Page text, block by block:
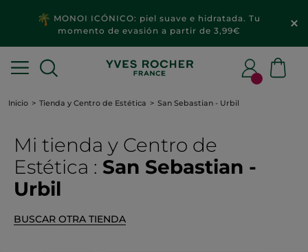
MONOI ICÓNICO: piel suave e hidratada. Tu
momento de evasión a partir de 3,99€
Inicio Tienda y Centro de Estética San Sebastian - Urbil
Mi tienda y Centro de
Estética : San Sebastian -
Urbil
BUSCAR OTRA TIENDA